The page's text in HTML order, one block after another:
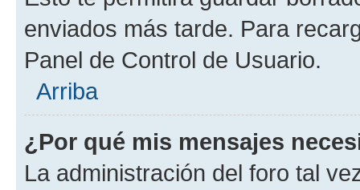
enviados más tarde. Para
Panel de Control de Usuario.
Arriba
¿Por qué mis mensajes
La administración del foro tal